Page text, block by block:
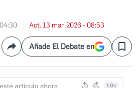
Act. 13 mar. 2026 - 08:53
CompartirAñade El Debate en Save